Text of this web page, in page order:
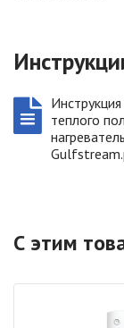
теплого
С этим